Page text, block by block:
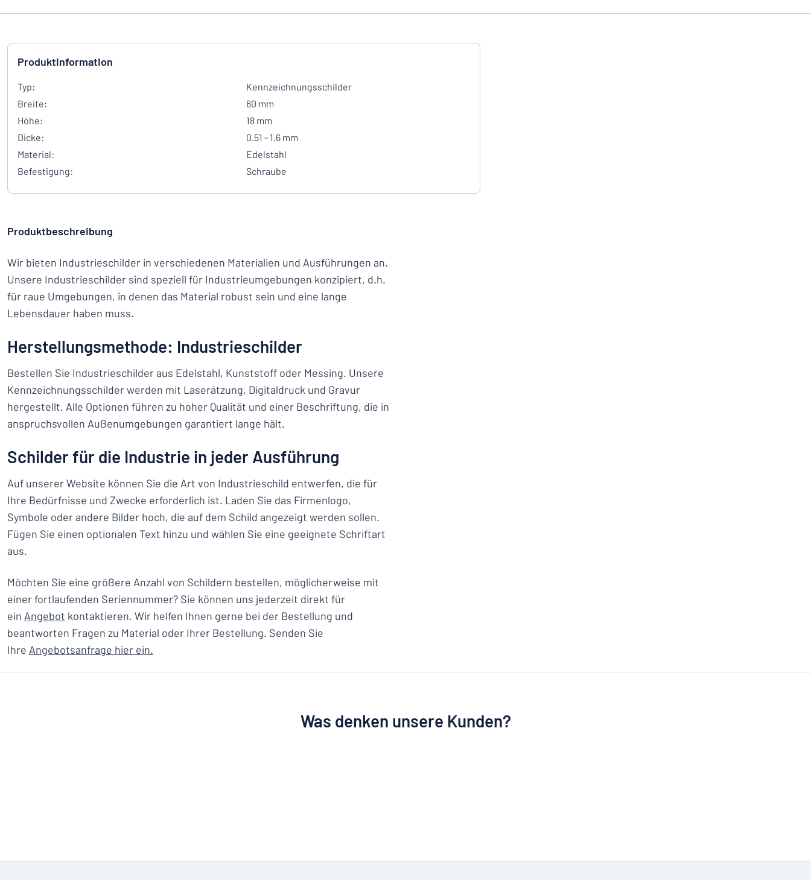
Produktinformation
Typ:
Kennzeichnungsschilder
Breite:
60 mm
Höhe:
18 mm
Dicke:
0.51 - 1.6 mm
Material:
Edelstahl
Befestigung:
Schraube
Produktbeschreibung
Wir bieten Industrieschilder in verschiedenen Materialien und Ausführungen an.
Unsere Industrieschilder sind speziell für Industrieumgebungen konzipiert, d.h.
für raue Umgebungen, in denen das Material robust sein und eine lange
Lebensdauer haben muss.
Herstellungsmethode: Industrieschilder
Bestellen Sie Industrieschilder aus Edelstahl, Kunststoff oder Messing. Unsere
Kennzeichnungsschilder werden mit Laserätzung, Digitaldruck und Gravur
hergestellt. Alle Optionen führen zu hoher Qualität und einer Beschriftung, die in
anspruchsvollen Außenumgebungen garantiert lange hält.
Schilder für die Industrie in jeder Ausführung
Auf unserer Website können Sie die Art von Industrieschild entwerfen, die für
Ihre Bedürfnisse und Zwecke erforderlich ist. Laden Sie das Firmenlogo,
Symbole oder andere Bilder hoch, die auf dem Schild angezeigt werden sollen.
Fügen Sie einen optionalen Text hinzu und wählen Sie eine geeignete Schriftart
aus.
Möchten Sie eine größere Anzahl von Schildern bestellen, möglicherweise mit
einer fortlaufenden Seriennummer? Sie können uns jederzeit direkt für
ein Angebot kontaktieren. Wir helfen Ihnen gerne bei der Bestellung und
beantworten Fragen zu Material oder Ihrer Bestellung. Senden Sie
Ihre Angebotsanfrage hier ein.
Was denken unsere Kunden?